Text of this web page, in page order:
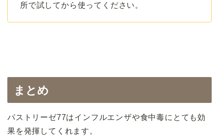
所で試してから使ってください。
まとめ
パストリーゼ77はインフルエンザや食中毒にとても効
果を発揮してくれます。